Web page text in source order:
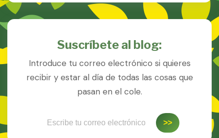
Suscríbete al blog:
Introduce tu correo electrónico si quieres
recibir y estar al día de todas las cosas que
pasan en el cole.
>>